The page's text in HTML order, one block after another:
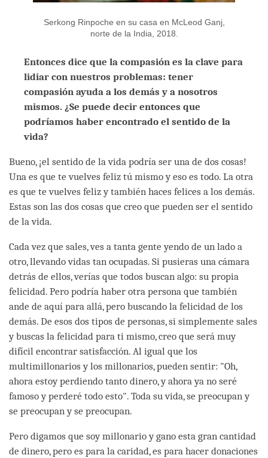
Serkong Rinpoche en su casa en McLeod Ganj,
norte de la India, 2018.
Entonces dice que la compasión es la clave para
lidiar con nuestros problemas: tener
compasión ayuda a los demás y a nosotros
mismos. ¿Se puede decir entonces que
podríamos haber encontrado el sentido de la
vida?
Bueno, ¡el sentido de la vida podría ser una de dos cosas!
Una es que te vuelves feliz tú mismo y eso es todo. La otra
es que te vuelves feliz y también haces felices a los demás.
Estas son las dos cosas que creo que pueden ser el sentido
de la vida.
Cada vez que sales, ves a tanta gente yendo de un lado a
otro, llevando vidas tan ocupadas. Si pusieras una cámara
detrás de ellos, verías que todos buscan algo: su propia
felicidad. Pero podría haber otra persona que también
ande de aquí para allá, pero buscando la felicidad de los
demás. De esos dos tipos de personas, si simplemente sales
y buscas la felicidad para ti mismo, creo que será muy
difícil encontrar satisfacción. Al igual que los
multimillonarios y los millonarios, pueden sentir: "Oh,
ahora estoy perdiendo tanto dinero, y ahora ya no seré
famoso y perderé todo esto". Toda su vida, se preocupan y
se preocupan y se preocupan.
Pero digamos que soy millonario y gano esta gran cantidad
de dinero, pero es para la caridad, es para hacer donaciones